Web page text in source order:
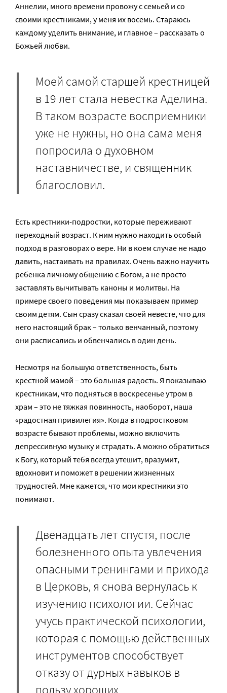
Аннелии, много времени провожу с семьей и со
своими крестниками, у меня их восемь. Стараюсь
каждому уделить внимание, и главное – рассказать о
Божьей любви.
Моей самой старшей крестницей
в 19 лет стала невестка Аделина.
В таком возрасте восприемники
уже не нужны, но она сама меня
попросила о духовном
наставничестве, и священник
благословил.
Есть крестники-подростки, которые переживают
переходный возраст. К ним нужно находить особый
подход в разговорах о вере. Ни в коем случае не надо
давить, настаивать на правилах. Очень важно научить
ребенка личному общению с Богом, а не просто
заставлять вычитывать каноны и молитвы. На
примере своего поведения мы показываем пример
своим детям. Сын сразу сказал своей невесте, что для
него настоящий брак – только венчанный, поэтому
они расписались и обвенчались в один день.
Несмотря на большую ответственность, быть
крестной мамой – это большая радость. Я показываю
крестникам, что подняться в воскресенье утром в
храм – это не тяжкая повинность, наоборот, наша
«радостная привилегия». Когда в подростковом
возрасте бывают проблемы, можно включить
депрессивную музыку и страдать. А можно обратиться
к Богу, который тебя всегда утешит, вразумит,
вдохновит и поможет в решении жизненных
трудностей. Мне кажется, что мои крестники это
понимают.
Двенадцать лет спустя, после
болезненного опыта увлечения
опасными тренингами и прихода
в Церковь, я снова вернулась к
изучению психологии. Сейчас
учусь практической психологии,
которая с помощью действенных
инструментов способствует
отказу от дурных навыков в
пользу хороших.